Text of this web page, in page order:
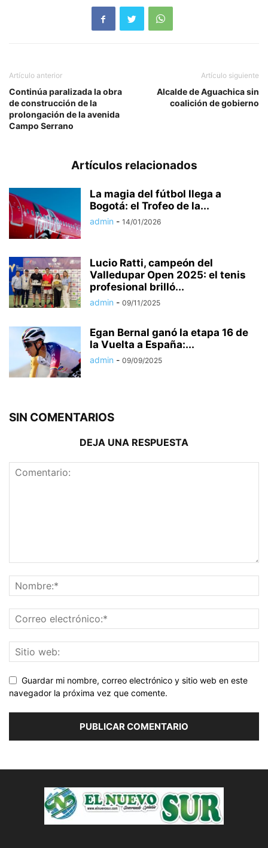
Artículo anterior
Continúa paralizada la obra
de construcción de la
prolongación de la avenida
Campo Serrano
Artículo siguiente
Alcalde de Aguachica sin
coalición de gobierno
Artículos relacionados
La magia del fútbol llega a
Bogotá: el Trofeo de la...
admin - 14/01/2026
Lucio Ratti, campeón del
Valledupar Open 2025: el tenis
profesional brilló...
admin - 09/11/2025
Egan Bernal ganó la etapa 16 de
la Vuelta a España:...
admin - 09/09/2025
SIN COMENTARIOS
DEJA UNA RESPUESTA
Guardar mi nombre, correo electrónico y sitio web en este
navegador la próxima vez que comente.